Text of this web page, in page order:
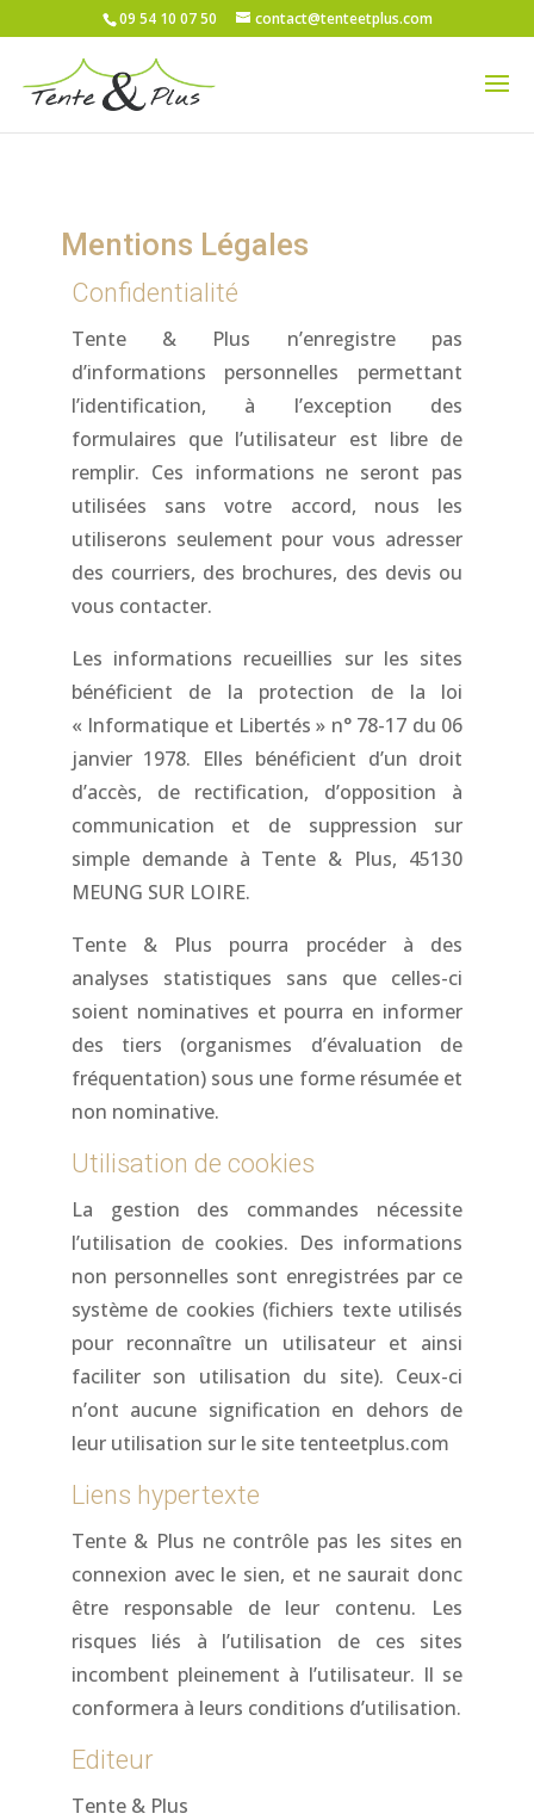
09 54 10 07 50 contact@tenteetplus.com
Mentions Légales
Confidentialité
Tente & Plus n’enregistre pas
d’informations personnelles permettant
l’identification, à l’exception des
formulaires que l’utilisateur est libre de
remplir. Ces informations ne seront pas
utilisées sans votre accord, nous les
utiliserons seulement pour vous adresser
des courriers, des brochures, des devis ou
vous contacter.
Les informations recueillies sur les sites
bénéficient de la protection de la loi
« Informatique et Libertés » n° 78-17 du 06
janvier 1978. Elles bénéficient d’un droit
d’accès, de rectification, d’opposition à
communication et de suppression sur
simple demande à Tente & Plus, 45130
MEUNG SUR LOIRE.
Tente & Plus pourra procéder à des
analyses statistiques sans que celles-ci
soient nominatives et pourra en informer
des tiers (organismes d’évaluation de
fréquentation) sous une forme résumée et
non nominative.
Utilisation de cookies
La gestion des commandes nécessite
l’utilisation de cookies. Des informations
non personnelles sont enregistrées par ce
système de cookies (fichiers texte utilisés
pour reconnaître un utilisateur et ainsi
faciliter son utilisation du site). Ceux-ci
n’ont aucune signification en dehors de
leur utilisation sur le site tenteetplus.com
Liens hypertexte
Tente & Plus ne contrôle pas les sites en
connexion avec le sien, et ne saurait donc
être responsable de leur contenu. Les
risques liés à l’utilisation de ces sites
incombent pleinement à l’utilisateur. Il se
conformera à leurs conditions d’utilisation.
Editeur
Tente & Plus